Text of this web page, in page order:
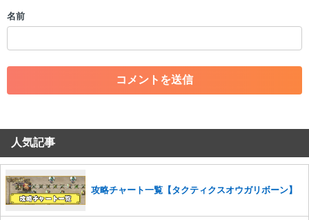
・一度削除された投稿を再び投稿すること
・アカウントの売買など金銭が絡む内容の投稿
・各ゲームのネタバレを含む内容の投稿
・その他、管理者が不適切と判断した投稿
コメントの削除を申請する
せていただきます。ご了承ください。
※一度削除したコメントは復元ができませんのでご注意くだ
さい。
名前
人気記事
攻略チャート一覧【タクティクスオウガリボーン】